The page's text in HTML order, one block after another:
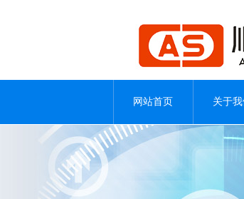
网站首页 关于我